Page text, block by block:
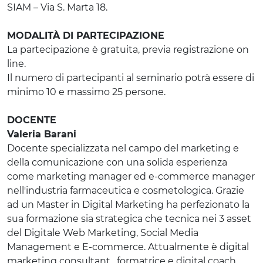
SIAM – Via S. Marta 18.
MODALITÀ DI PARTECIPAZIONE
La partecipazione è gratuita, previa registrazione on
line.
Il numero di partecipanti al seminario potrà essere di
minimo 10 e massimo 25 persone.
DOCENTE
Valeria Barani
Docente specializzata nel campo del marketing e
della comunicazione con una solida esperienza
come marketing manager ed e-commerce manager
nell'industria farmaceutica e cosmetologica. Grazie
ad un Master in Digital Marketing ha perfezionato la
sua formazione sia strategica che tecnica nei 3 asset
del Digitale Web Marketing, Social Media
Management e E-commerce. Attualmente è digital